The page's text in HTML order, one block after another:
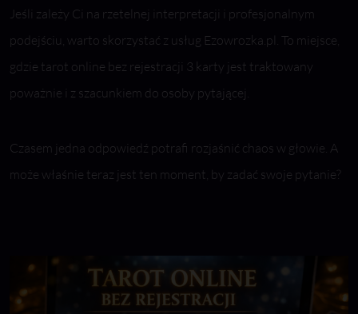
Jeśli zależy Ci na rzetelnej interpretacji i profesjonalnym
podejściu, warto skorzystać z usług Ezowrozka.pl. To miejsce,
gdzie tarot online bez rejestracji 3 karty jest traktowany
poważnie i z szacunkiem do osoby pytającej.
Czasem jedna odpowiedź potrafi rozjaśnić chaos w głowie. A
może właśnie teraz jest ten moment, by zadać swoje pytanie?